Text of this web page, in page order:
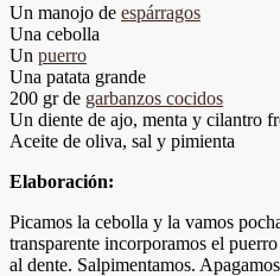
Un manojo de espárragos
Una cebolla
Un puerro
Una patata grande
200 gr de garbanzos cocidos
Un diente de ajo, menta y cilantro
Aceite de oliva, sal y pimienta
Elaboración:
Picamos la cebolla y la vamos
transparente incorporamos el
al dente. Salpimentamos.